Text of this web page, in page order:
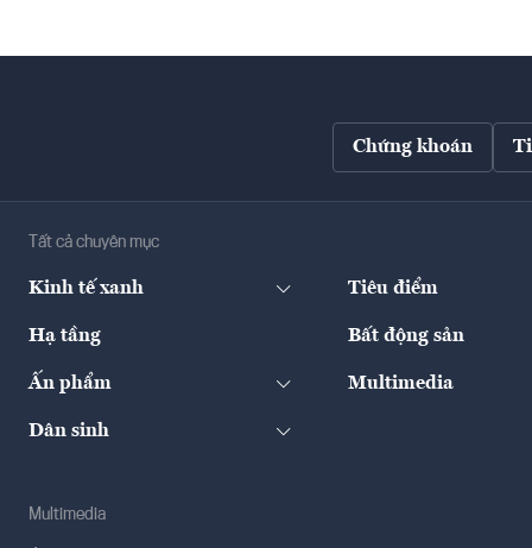
Chứng khoán
Tất cả chuyên mục
Kinh tế xanh Tiêu điểm
Hạ tầng Bất động sản
Ấn phẩm Multimedia
Dân sinh
Multimedia